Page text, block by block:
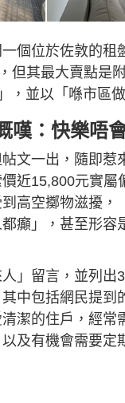
個位於佐敦的
但其最大賣點是
，並以「喺市區
嘆：快樂唔
文一出，隨即
價近15,800元實
高空擲物滋擾
癲」，甚至形容
」留言，並列
中包括網民提
潔的住戶，經
及有機會需要